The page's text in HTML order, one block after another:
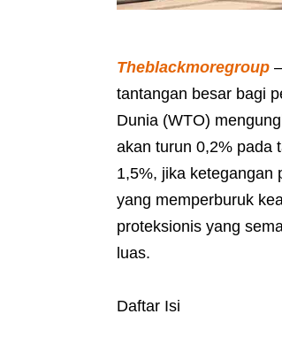
Theblackmoregroup
tantangan besar bagi
Dunia (WTO)
akan turun 0,2% pada
1,5%, jika ketegangan
yang memperburuk
proteksionis yang
luas.
Daftar Isi